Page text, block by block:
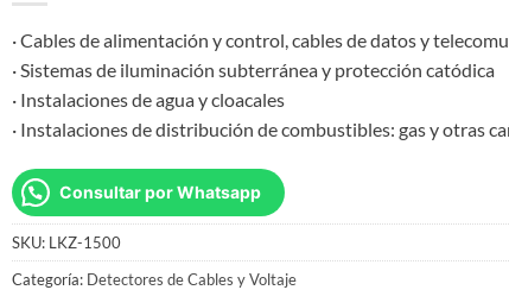
· Cables de alimentación y control, cables de datos y
· Sistemas de iluminación subterránea y protección catódica
· Instalaciones de agua y cloacales
· Instalaciones de distribución de combustibles: gas y otras
Consultar por Whatsapp
SKU: LKZ-1500
Categoría: Detectores de Cables y Voltaje